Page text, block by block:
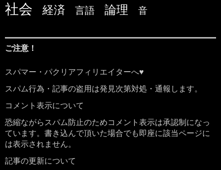
社会 経済 言語 論理 音
ご注意！
スパマー・パクリアフィリエイターへ♥
スパム行為・記事の盗用は発見次第対処・通報します。
コメント表示について
恐縮ながらスパム防止のためコメント表示は承認制になっ
ています。書き込んで頂いた場合でも即座に該当ページに
は表示されません。
記事の更新について